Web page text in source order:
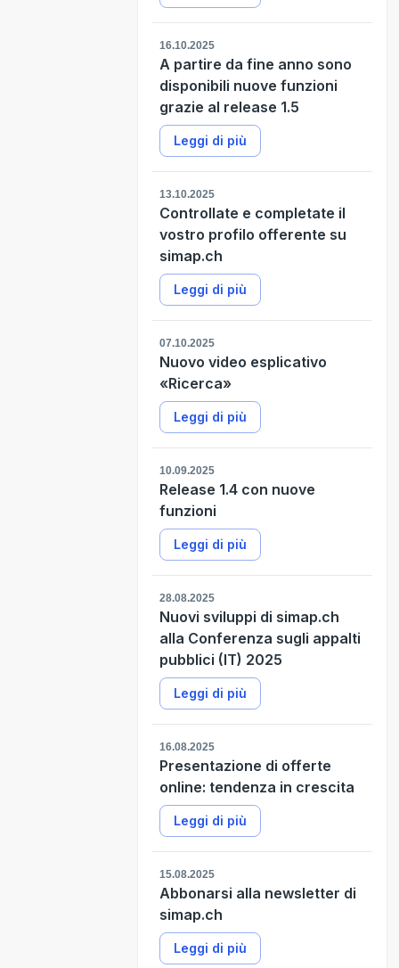
16.10.2025
A partire da fine anno sono
disponibili nuove funzioni
grazie al release 1.5
Leggi di più
13.10.2025
Controllate e completate il
vostro profilo offerente su
simap.ch
Leggi di più
07.10.2025
Nuovo video esplicativo
«Ricerca»
Leggi di più
10.09.2025
Release 1.4 con nuove
funzioni
Leggi di più
28.08.2025
Nuovi sviluppi di simap.ch
alla Conferenza sugli appalti
pubblici (IT) 2025
Leggi di più
16.08.2025
Presentazione di offerte
online: tendenza in crescita
Leggi di più
15.08.2025
Abbonarsi alla newsletter di
simap.ch
Leggi di più